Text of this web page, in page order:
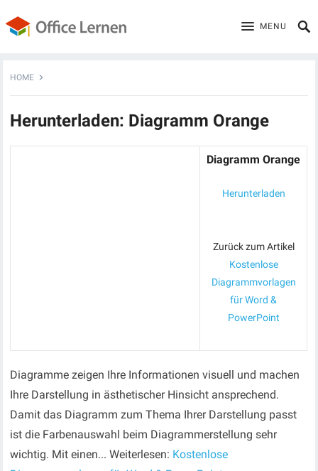
MENU
HOME
Herunterladen: Diagramm Orange
Diagramm Orange
Herunterladen
Zurück zum Artikel
Kostenlose
Diagrammvorlagen
für Word &
PowerPoint
Diagramme zeigen Ihre Informationen visuell und machen
Ihre Darstellung in ästhetischer Hinsicht ansprechend.
Damit das Diagramm zum Thema Ihrer Darstellung passt
ist die Farbenauswahl beim Diagrammerstellung sehr
wichtig. Mit einen... Weiterlesen: Kostenlose